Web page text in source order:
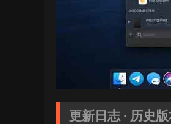
更新日志 · 历史